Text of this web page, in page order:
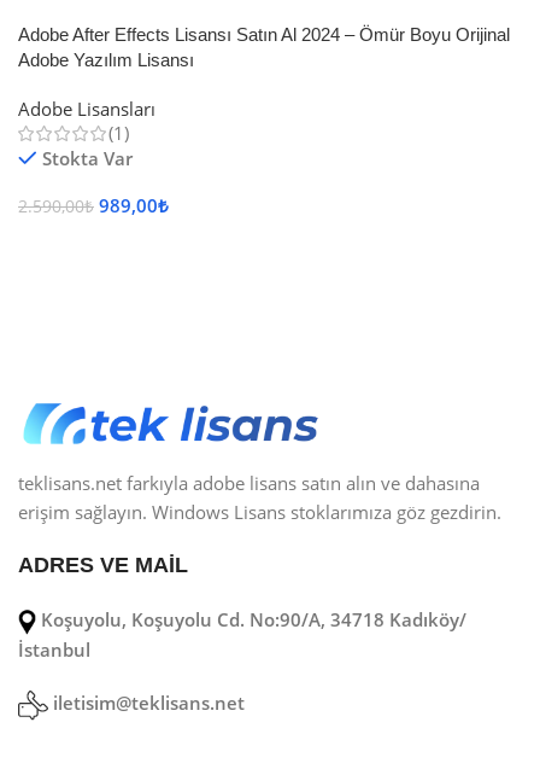
Adobe After Effects Lisansı Satın Al 2024 – Ömür Boyu Orijinal
Adobe Yazılım Lisansı
Adobe Lisansları
(1)
Stokta Var
2.590,00₺ 989,00₺
teklisans.net farkıyla adobe lisans satın alın ve dahasına
erişim sağlayın. Windows Lisans stoklarımıza göz gezdirin.
ADRES VE MAİL
Koşuyolu, Koşuyolu Cd. No:90/A, 34718 Kadıköy/
İstanbul
iletisim@teklisans.net